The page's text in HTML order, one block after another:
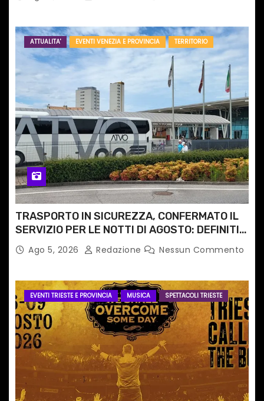
ATTUALITA' EVENTI VENEZIA E PROVINCIA TERRITORIO
TRASPORTO IN SICUREZZA, CONFERMATO IL
SERVIZIO PER LE NOTTI DI AGOSTO: DEFINITI
PERCORSI, FERMATE E ORARIO
Ago 5, 2026 Redazione Nessun Commento
EVENTI TRIESTE E PROVINCIA MUSICA SPETTACOLI TRIESTE